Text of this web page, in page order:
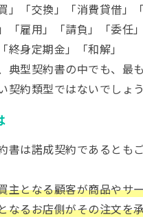
」「交換」「消費貸借」
「雇用」「請負」「委任
終身定期金」「和解」
典型契約書の中でも、最
契約類型ではないでしょう
書は諾成契約であるとも
主となる顧客が商品やサ
なるお店側がその注文を